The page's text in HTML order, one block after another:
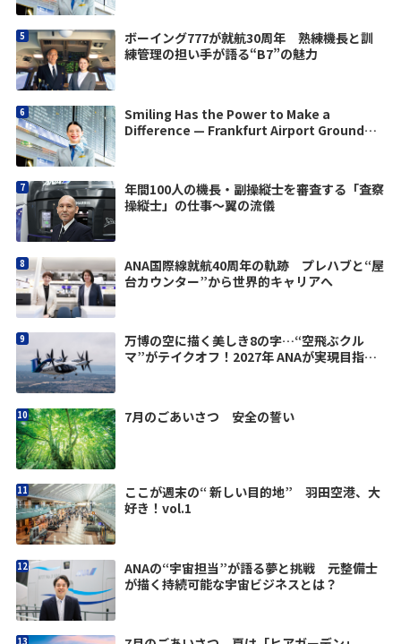
ボーイング777が就航30周年 熟練機長と訓
練管理の担い手が語る“B7”の魅力
Smiling Has the Power to Make a
Difference — Frankfurt Airport Ground
年間100人の機長・副操縦士を審査する「査察
操縦士」の仕事～翼の流儀
ANA国際線就航40周年の軌跡 プレハブと“屋
台カウンター”から世界的キャリアへ
万博の空に描く美しき8の字…“空飛ぶクル
マ”がテイクオフ！2027年 ANAが実現目指す
7月のごあいさつ 安全の誓い
ここが週末の“ 新しい目的地” 羽田空港、大
好き！vol.1
ANAの“宇宙担当”が語る夢と挑戦 元整備士
が描く持続可能な宇宙ビジネスとは？